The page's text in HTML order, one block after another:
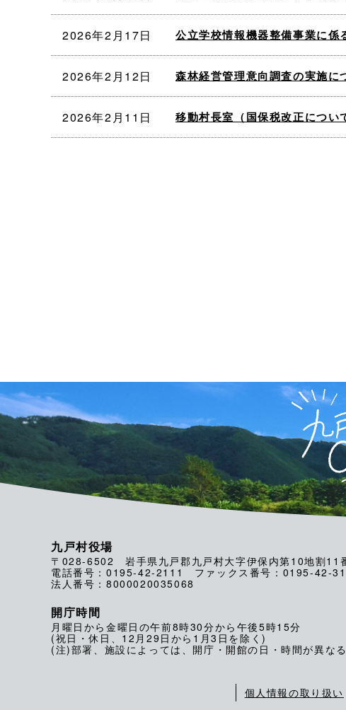
2026年2月17日 公立学校情報機器整備事業に係
2026年2月12日 森林経営管理意向調査の実施に
2026年2月11日 移動村長室（国保税改正につい
九戸村役場
〒028-6502 岩手県九戸郡九戸村大字伊保内第10地割11
電話番号：0195-42-2111 ファックス番号：0195-42-
法人番号：8000020035068
開庁時間
月曜日から金曜日の午前8時30分から午後5時15分
(祝日・休日、12月29日から1月3日を除く)
(注)部署、施設によっては、開庁・開館の日・時間が異な
個人情報の取り扱い